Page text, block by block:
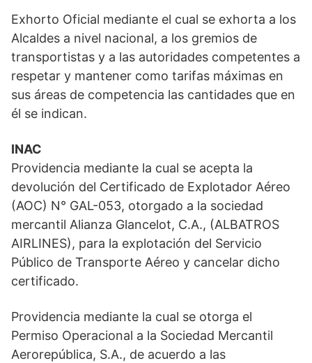
Exhorto Oficial mediante el cual se exhorta a los
Alcaldes a nivel nacional, a los gremios de
transportistas y a las autoridades competentes a
respetar y mantener como tarifas máximas en
sus áreas de competencia las cantidades que en
él se indican.
INAC
Providencia mediante la cual se acepta la
devolución del Certificado de Explotador Aéreo
(AOC) N° GAL-053, otorgado a la sociedad
mercantil Alianza Glancelot, C.A., (ALBATROS
AIRLINES), para la explotación del Servicio
Público de Transporte Aéreo y cancelar dicho
certificado.
Providencia mediante la cual se otorga el
Permiso Operacional a la Sociedad Mercantil
Aerorepública, S.A., de acuerdo a las